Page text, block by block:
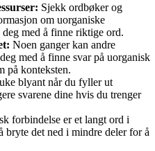
Sjekk ordbøker og
om uorganiske
med å finne riktige ord.
Noen ganger kan andre
med å finne svar på uorganisk
på konteksten.
blyant når du fyller ut
svarene dine hvis du trenger
forbindelse er et langt ord i
bryte det ned i mindre deler for å